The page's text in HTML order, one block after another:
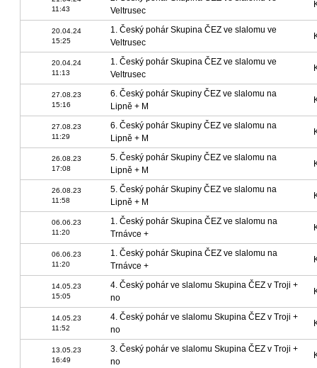
11:43
Veltrusec
20.04.24
15:25
1. Český pohár Skupina ČEZ ve slalomu ve
Veltrusec
20.04.24
11:13
1. Český pohár Skupina ČEZ ve slalomu ve
Veltrusec
27.08.23
15:16
6. Český pohár Skupiny ČEZ ve slalomu na
Lipně + M
27.08.23
11:29
6. Český pohár Skupiny ČEZ ve slalomu na
Lipně + M
26.08.23
17:08
5. Český pohár Skupiny ČEZ ve slalomu na
Lipně + M
26.08.23
11:58
5. Český pohár Skupiny ČEZ ve slalomu na
Lipně + M
06.06.23
11:20
1. Český pohár Skupina ČEZ ve slalomu na
Trnávce +
06.06.23
11:20
1. Český pohár Skupina ČEZ ve slalomu na
Trnávce +
14.05.23
15:05
4. Český pohár ve slalomu Skupina ČEZ v Troji +
no
14.05.23
11:52
4. Český pohár ve slalomu Skupina ČEZ v Troji +
no
13.05.23
16:49
3. Český pohár ve slalomu Skupina ČEZ v Troji +
no